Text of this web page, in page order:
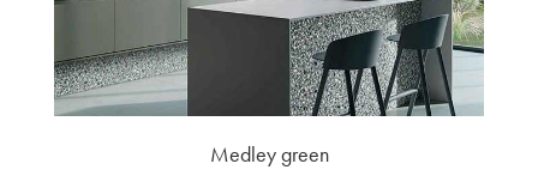
Medley green